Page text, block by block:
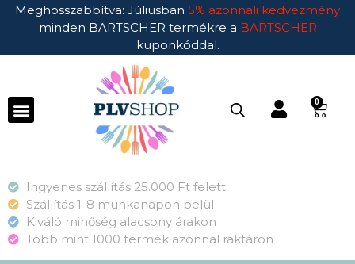
Meghosszabbítva: Júliusban 5% azonnali kedvezmény
minden BARTSCHER termékre a BARTSCHER
kuponkóddal.
0
Ingyenes szállítás 25.000 Ft felett
Szállítás 1-8 munkanapon belül
Kiváló minőség alacsony árakon
Több mint 1000 termék azonnal raktáron